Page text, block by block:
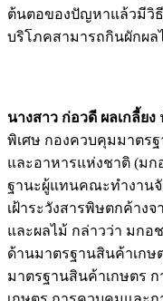
ต้นตอของปัญหาแล้วมีวิธี
บริโภคสามารถกินผักผล
นางสาว ก่อวดี ผลเกลี้ยง
พิเศษ กองควบคุมมาตร
และอาหารแห่งชาติ (ม
ฐานะผู้แทนคณะทำงาน
เฝ้าระวังสารพิษตกค้าง
และผลไม้ กล่าวว่า มกอ
ด้านมาตรฐานสินค้าเกษ
มาตรฐานสินค้าเกษตร